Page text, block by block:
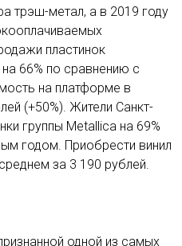
трэш-метал, а в 2019 году
пластинок
66% по сравнению с
на платформе в
(+50%). Жители Санкт-
группы Metallica на 69%
годом. Приобрести винил
за 3 190 рублей.
одной из самых